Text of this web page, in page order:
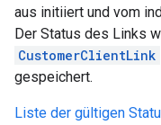
aus initiiert und vom
Der Status des Links
CustomerClientLink
gespeichert.
Liste der gültigen